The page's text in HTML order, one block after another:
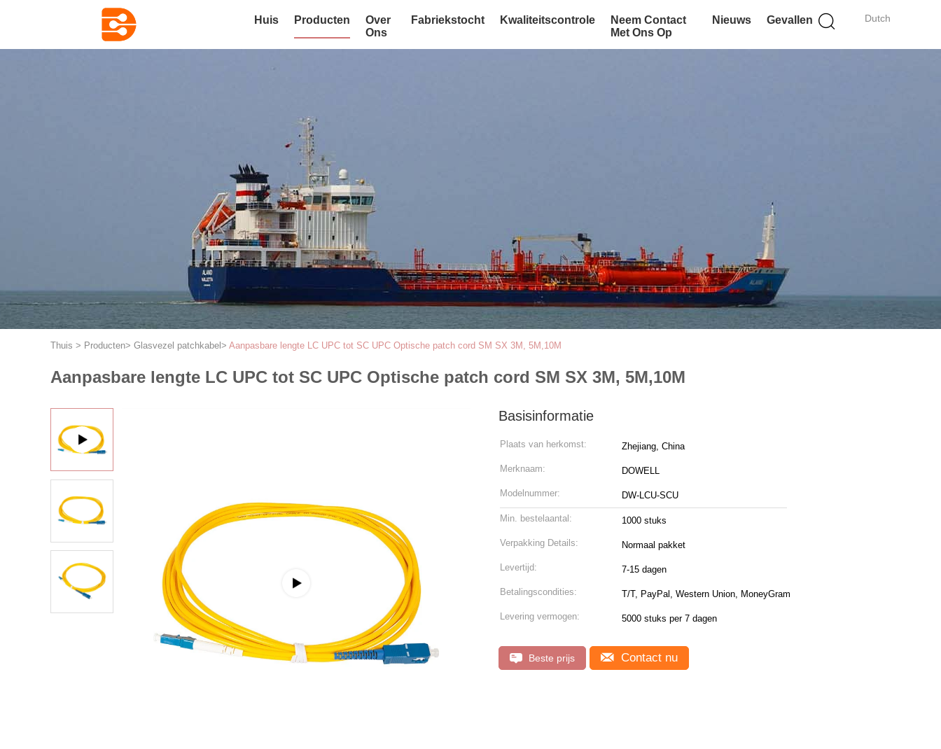
Dutch
Huis Producten
Over
Ons
Fabriekstocht Kwaliteitscontrole
Neem Contact
Met Ons Op
Nieuws Gevallen
Thuis > Producten> Glasvezel patchkabel > Aanpasbare lengte LC UPC tot SC UPC Optische patch cord SM SX 3M, 5M,10M
Aanpasbare lengte LC UPC tot SC UPC Optische patch cord SM SX 3M, 5M,10M
Basisinformatie
Plaats van herkomst: Zhejiang, China
Merknaam: DOWELL
Modelnummer: DW-LCU-SCU
Min. bestelaantal: 1000 stuks
Verpakking Details: Normaal pakket
Levertijd: 7-15 dagen
Betalingscondities: T/T, PayPal, Western Union, MoneyGram
Levering vermogen: 5000 stuks per 7 dagen
Beste prijs Contact nu